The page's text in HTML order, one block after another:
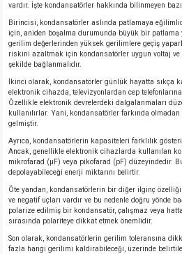
vardır. İşte kondansatörler hakkında bilinmeyen bazı
Birincisi, kondansatörler aslında patlamaya
için, aniden boşalma durumunda büyük bir patlama
gerilim değerlerinden yüksek gerilimlere geçiş
riskini azaltmak için kondansatörler uygun voltaj ve
şekilde bağlanmalıdır.
İkinci olarak, kondansatörler günlük hayatta sıkça
elektronik cihazda, televizyonlardan cep
Özellikle elektronik devrelerdeki dalgalanmaları
kullanılırlar. Yani, kondansatörler farkında olmadan
gelmiştir.
Ayrıca, kondansatörlerin kapasiteleri farklılık
Ancak, genellikle elektronik cihazlarda kullanılan
mikrofarad (μF) veya pikofarad (pF) düzeyindedir.
depolayabileceği enerji miktarını belirtir.
Öte yandan, kondansatörlerin bir diğer ilginç
ve negatif uçları vardır ve bu nedenle doğru yönde
polarize edilmiş bir kondansatör, çalışmaz veya
sırasında polariteye dikkat etmek önemlidir.
Son olarak, kondansatörlerin gerilim toleransına
fazla hangi gerilimi kaldırabileceği, üzerinde